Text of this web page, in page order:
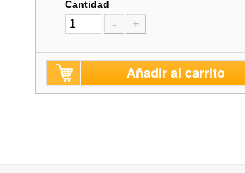
Cantidad
- +
Añadir al carrito